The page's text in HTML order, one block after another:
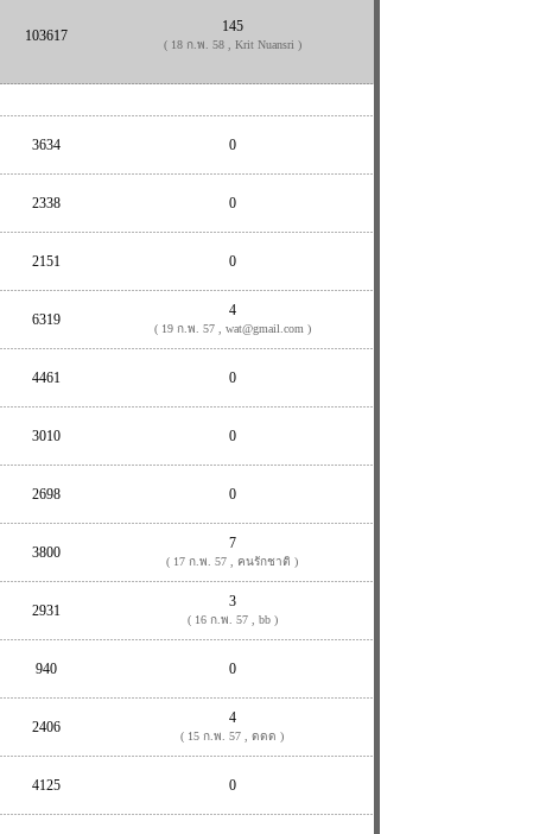
103617
145
( 18 ก.พ. 58 , Krit Nuansri )
3634 0
2338 0
2151 0
6319
4
( 19 ก.พ. 57 , wat@gmail.com )
4461 0
3010 0
2698 0
3800
7
( 17 ก.พ. 57 , คนรักชาติ )
2931
3
( 16 ก.พ. 57 , bb )
940 0
2406
4
( 15 ก.พ. 57 , ดดด )
4125 0